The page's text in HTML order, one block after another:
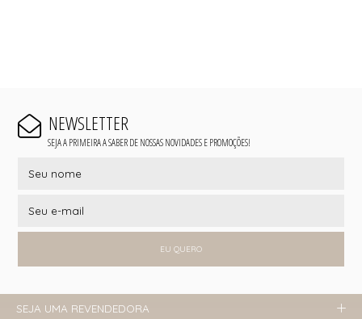
NEWSLETTER
SEJA A PRIMEIRA A SABER DE NOSSAS NOVIDADES E PROMOÇÕES!
EU QUERO
SEJA UMA REVENDEDORA